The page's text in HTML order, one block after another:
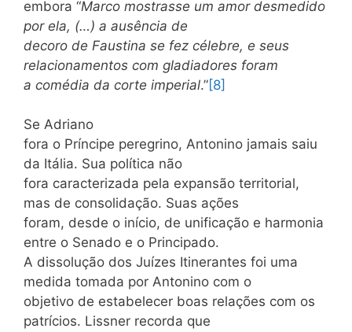
embora “Marco mostrasse um amor desmedido
por ela, (…) a ausência de
decoro de Faustina se fez célebre, e seus
relacionamentos com gladiadores foram
a comédia da corte imperial.”[8]
Se Adriano
fora o Príncipe peregrino, Antonino jamais saiu
da Itália. Sua política não
fora caracterizada pela expansão territorial,
mas de consolidação. Suas ações
foram, desde o início, de unificação e harmonia
entre o Senado e o Principado.
A dissolução dos Juízes Itinerantes foi uma
medida tomada por Antonino com o
objetivo de estabelecer boas relações com os
patrícios. Lissner recorda que